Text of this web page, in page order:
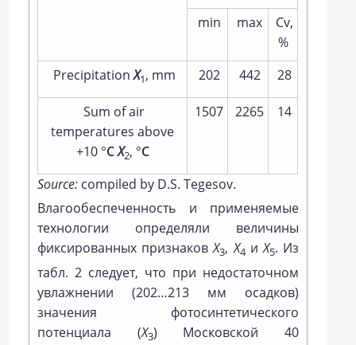
min
max
Cv,
%
PrecipitationХ1, mm 202 442 28
Sum of air
temperatures above
+10 °CХ2, °C
1507 2265 14
Source: compiled by D.S. Tegesov.
Влагообеспеченность и применяемые
технологии определяли величины
фиксированных признаковХ3,Х4 иХ5. Из
табл. 2 следует, что при недостаточном
увлажнении (202…213 мм осадков)
значения фотосинтетического
потенциала (Х3) Московской 40